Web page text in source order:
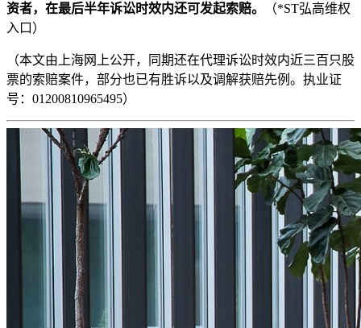
资者，在最后半年诉讼时效内还可发起索赔。
（*ST弘高维权
入口）
（本文由上海网上公开，同期还在代理诉讼时效内近三百只股
票的索赔案件，部分也已有胜诉以及调解获赔先例。执业证
号：01200810965495）